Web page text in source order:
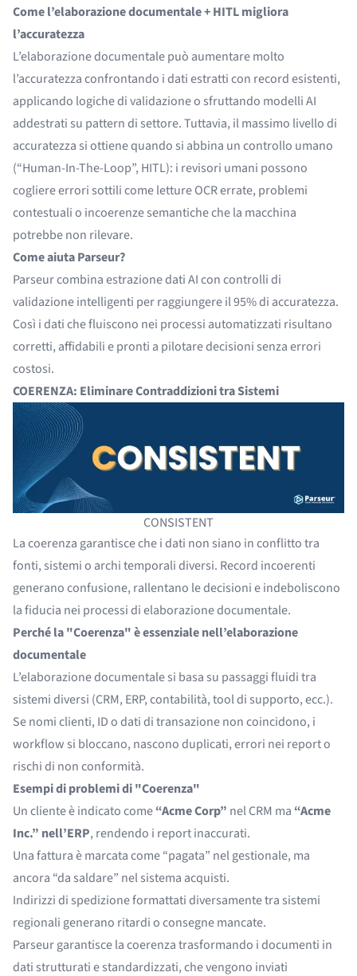
Come l’elaborazione documentale + HITL migliora
l’accuratezza
L’elaborazione documentale può aumentare molto
l’accuratezza confrontando i dati estratti con record esistenti,
applicando logiche di validazione o sfruttando modelli AI
addestrati su pattern di settore. Tuttavia, il massimo livello di
accuratezza si ottiene quando si abbina un controllo umano
(“Human-In-The-Loop”, HITL): i revisori umani possono
cogliere errori sottili come letture OCR errate, problemi
contestuali o incoerenze semantiche che la macchina
potrebbe non rilevare.
Come aiuta Parseur?
Parseur combina estrazione dati AI con controlli di
validazione intelligenti per raggiungere il 95% di accuratezza.
Così i dati che fluiscono nei processi automatizzati risultano
corretti, affidabili e pronti a pilotare decisioni senza errori
costosi.
COERENZA: Eliminare Contraddizioni tra Sistemi
CONSISTENT
La coerenza garantisce che i dati non siano in conflitto tra
fonti, sistemi o archi temporali diversi. Record incoerenti
generano confusione, rallentano le decisioni e indeboliscono
la fiducia nei processi di elaborazione documentale.
Perché la "Coerenza" è essenziale nell’elaborazione
documentale
L’elaborazione documentale si basa su passaggi fluidi tra
sistemi diversi (CRM, ERP, contabilità, tool di supporto, ecc.).
Se nomi clienti, ID o dati di transazione non coincidono, i
workflow si bloccano, nascono duplicati, errori nei report o
rischi di non conformità.
Esempi di problemi di "Coerenza"
Un cliente è indicato come“Acme Corp” nel CRM ma “Acme
Inc.” nell’ERP, rendendo i report inaccurati.
Una fattura è marcata come “pagata” nel gestionale, ma
ancora “da saldare” nel sistema acquisti.
Indirizzi di spedizione formattati diversamente tra sistemi
regionali generano ritardi o consegne mancate.
Parseur garantisce la coerenza trasformando i documenti in
dati strutturati e standardizzati, che vengono inviati